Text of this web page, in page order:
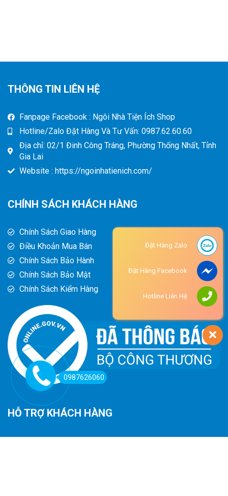
THÔNG TIN LIÊN HỆ
Fanpage Facebook : Ngôi Nhà Tiện Ích Shop
Hotline/Zalo Đặt Hàng Và Tư Vấn: 0987.62.60.60
Địa chỉ: 02/1 Đinh Công Tráng, Phường Thống Nhất, Tỉnh
Gia Lai
Website : https://ngoinhatienich.com/
CHÍNH SÁCH KHÁCH HÀNG
Chính Sách Giao Hàng
Điều Khoản Mua Bán
Chính Sách Bảo Hành
Chính Sách Bảo Mật
Chính Sách Kiểm Hàng
HỖ TRỢ KHÁCH HÀNG
0987626060
Đặt Hàng Zalo
Đặt Hàng Facebook
Hotline Liên Hệ